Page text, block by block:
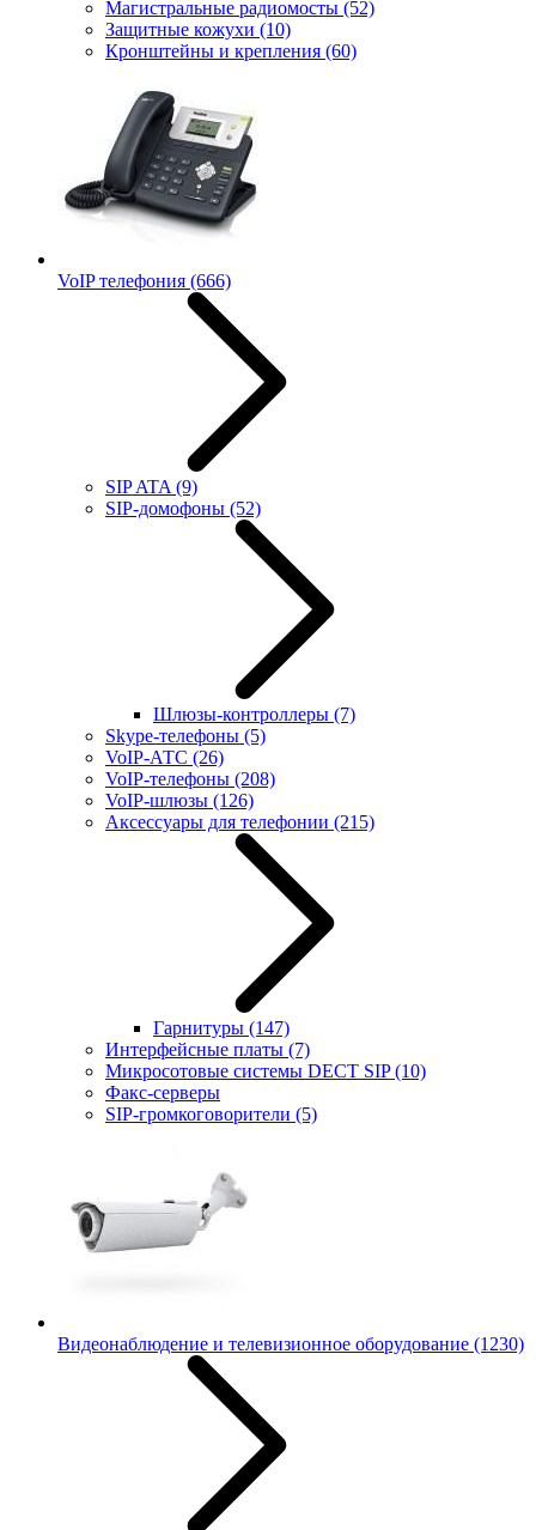
Магистральные радиомосты (52)
Защитные кожухи (10)
Кронштейны и крепления (60)
VoIP телефония (666)
SIP ATA (9)
SIP-домофоны (52)
Шлюзы-контроллеры (7)
Skype-телефоны (5)
VoIP-АТС (26)
VoIP-телефоны (208)
VoIP-шлюзы (126)
Аксессуары для телефонии (215)
Гарнитуры (147)
Интерфейсные платы (7)
Микросотовые системы DECT SIP(10)
Факс-серверы
SIP-громкоговорители (5)
Видеонаблюдение и телевизионное оборудование (1230)